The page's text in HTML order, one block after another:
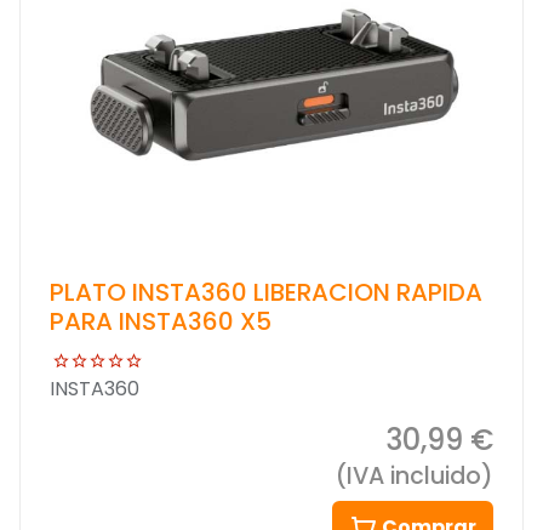
PLATO INSTA360 LIBERACION RAPIDA
PARA INSTA360 X5
INSTA360
30,99 €
(IVA incluido)